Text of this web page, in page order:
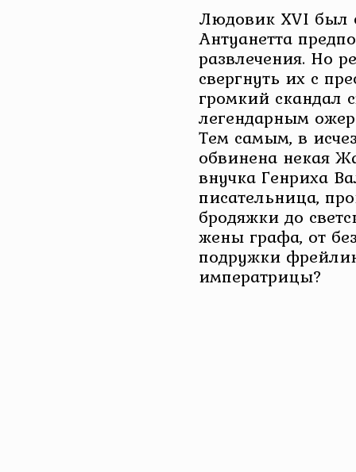
Людовик ХVI был
Антуанетта
развлечения. Но
свергнуть их с
громкий скандал
легендарным
Тем самым, в
обвинена некая
внучка Генриха
писательница,
бродяжки до
жены графа, от
подружки
императрицы?